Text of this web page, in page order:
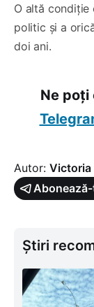
O altă condiție
politic și a
doi ani.
Ne poți
Autor: Victoria
Știri